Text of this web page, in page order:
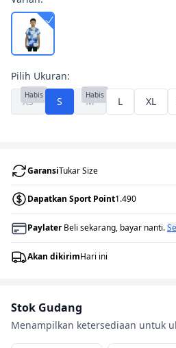
Pilih Ukuran:
XS
Habis S M
Habis L XL
GaransiTukar Size
Dapatkan Sport Point1.490
PaylaterBeli sekarang, bayar nanti.
Akan dikirimHari ini
Stok Gudang
Menampilkan ketersediaan untuk